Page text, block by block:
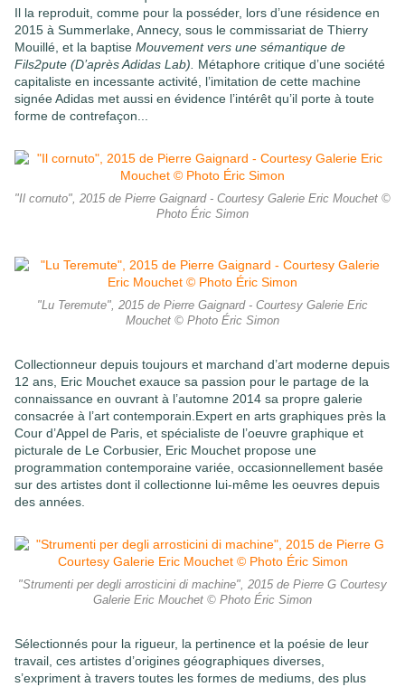
Il la reproduit, comme pour la posséder, lors d’une résidence en
2015 à Summerlake, Annecy, sous le commissariat de Thierry
Mouillé, et la baptise Mouvement vers une sémantique de
Fils2pute (D’après Adidas Lab).
Métaphore critique d’une société
capitaliste en incessante activité, l’imitation de cette machine
signée Adidas met aussi en évidence l’intérêt qu’il porte à toute
forme de contrefaçon...
"Il cornuto", 2015 de Pierre Gaignard - Courtesy Galerie Eric Mouchet ©
Photo Éric Simon
"Lu Teremute", 2015 de Pierre Gaignard - Courtesy Galerie Eric
Mouchet © Photo Éric Simon
Collectionneur depuis toujours et marchand d’art moderne depuis
12 ans, Eric Mouchet exauce sa passion pour le partage de la
connaissance en ouvrant à l’automne 2014 sa propre galerie
consacrée à l’art contemporain.Expert en arts graphiques près la
Cour d’Appel de Paris, et spécialiste de l’oeuvre graphique et
picturale de Le Corbusier, Eric Mouchet propose une
programmation contemporaine variée, occasionnellement basée
sur des artistes dont il collectionne lui-même les oeuvres depuis
des années.
"Strumenti per degli arrosticini di machine", 2015 de Pierre G Courtesy
Galerie Eric Mouchet © Photo Éric Simon
Sélectionnés pour la rigueur, la pertinence et la poésie de leur
travail, ces artistes d’origines géographiques diverses,
s’expriment à travers toutes les formes de mediums, des plus